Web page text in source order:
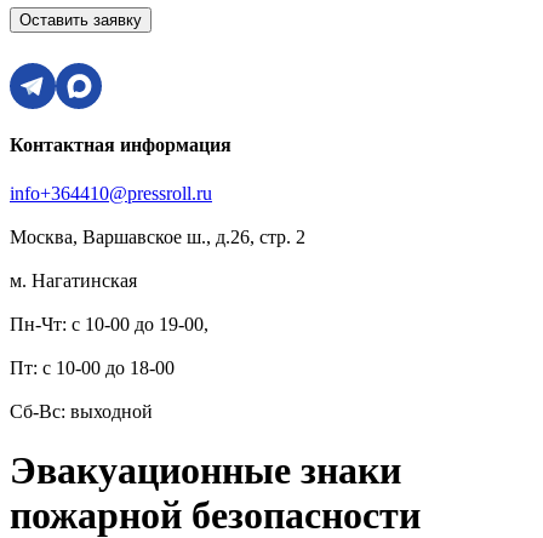
Оставить заявку
Контактная информация
info+364410@pressroll.ru
Москва, Варшавское ш., д.26, стр. 2
м. Нагатинская
Пн-Чт: с 10-00 до 19-00,
Пт: с 10-00 до 18-00
Сб-Вс: выходной
Эвакуационные знаки
пожарной безопасности